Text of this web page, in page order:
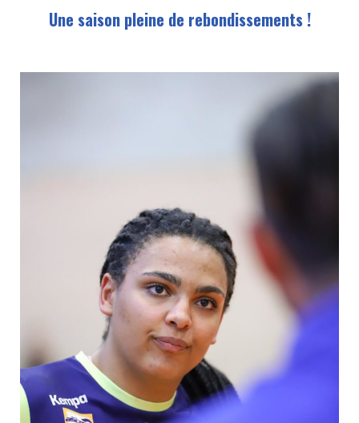
Une saison pleine de rebondissements !